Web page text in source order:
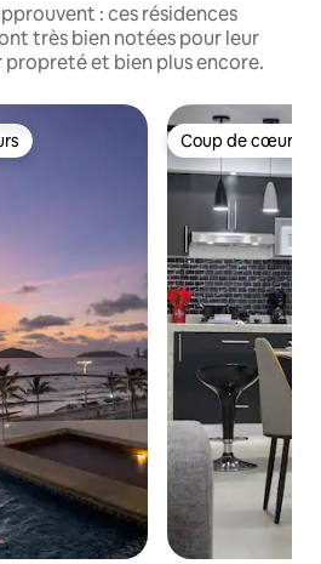
: ces résidences
très bien notées pour leur
et bien plus encore.
Coup de cœur
Coup de cœur